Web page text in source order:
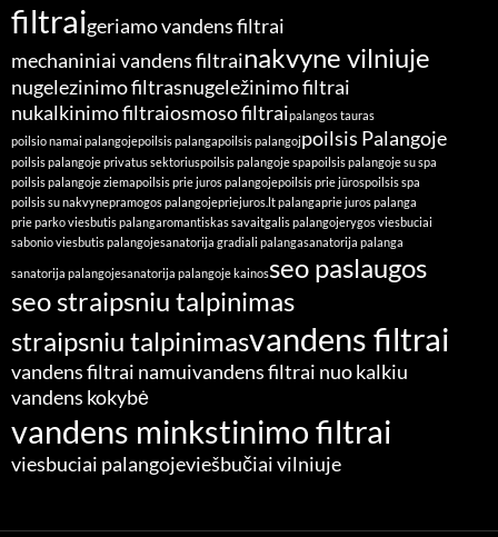
filtraigeriamo vandens filtrai
mechaniniai vandens filtrainakvyne vilniuje
nugelezinimo filtrasnugeležinimo filtrai
nukalkinimo filtraiosmoso filtraipalangos tauras
poilsio namai palangojepoilsis palangapoilsis palangojpoilsis Palangoje
poilsis palangoje privatus sektoriuspoilsis palangoje spapoilsis palangoje su spa
poilsis palangoje ziemapoilsis prie juros palangojepoilsis prie jūrospoilsis spa
poilsis su nakvynepramogos palangojepriejuros.lt palangaprie juros palanga
prie parko viesbutis palangaromantiskas savaitgalis palangojerygos viesbuciai
sabonio viesbutis palangojesanatorija gradiali palangasanatorija palanga
sanatorija palangojesanatorija palangoje kainosseo paslaugos
seo straipsniu talpinimas
straipsniu talpinimasvandens filtrai
vandens filtrai namuivandens filtrai nuo kalkiu
vandens kokybė
vandens minkstinimo filtrai
viesbuciai palangojeviešbučiai vilniuje